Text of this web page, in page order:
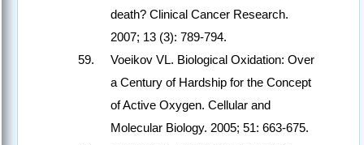
death? Clinical Cancer Research.
2007; 13 (3): 789-794.
Voeikov VL. Biological Oxidation: Over
a Century of Hardship for the Concept
of Active Oxygen. Cellular and
Molecular Biology. 2005; 51: 663-675.